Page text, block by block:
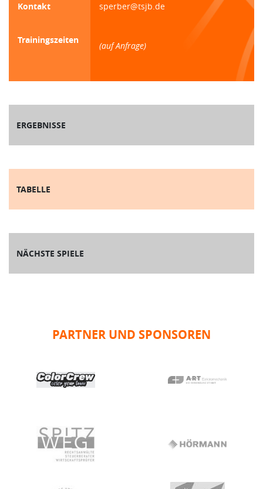
Kontakt sperber@tsjb.de
Trainingszeiten
(auf Anfrage)
ERGEBNISSE
TABELLE
NÄCHSTE SPIELE
PARTNER UND SPONSOREN